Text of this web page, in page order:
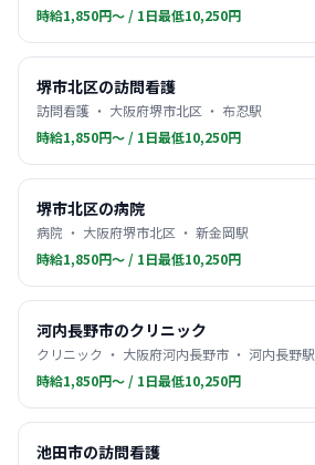
時給1,850円〜 / 1日最低10,250円
堺市北区の訪問看護
訪問看護 ・ 大阪府堺市北区 ・ 布忍駅
時給1,850円〜 / 1日最低10,250円
堺市北区の病院
病院 ・ 大阪府堺市北区 ・ 新金岡駅
時給1,850円〜 / 1日最低10,250円
河内長野市のクリニック
クリニック ・ 大阪府河内長野市 ・ 河内長野駅
時給1,850円〜 / 1日最低10,250円
池田市の訪問看護